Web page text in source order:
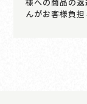
んがお客様負担